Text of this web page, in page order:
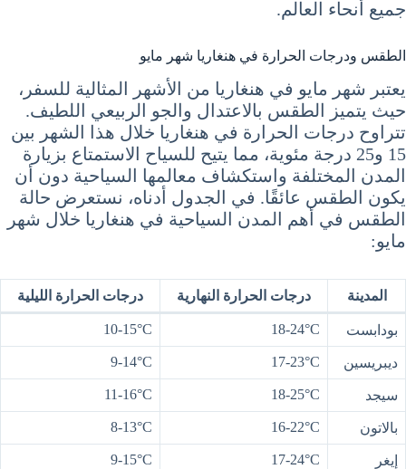
جميع أنحاء العالم.
الطقس ودرجات الحرارة في هنغاريا شهر مايو
يعتبر شهر مايو في هنغاريا من الأشهر المثالية للسفر،
حيث يتميز الطقس بالاعتدال والجو الربيعي اللطيف.
تتراوح درجات الحرارة في هنغاريا خلال هذا الشهر بين
15 و25 درجة مئوية، مما يتيح للسياح الاستمتاع بزيارة
المدن المختلفة واستكشاف معالمها السياحية دون أن
يكون الطقس عائقًا. في الجدول أدناه، نستعرض حالة
الطقس في أهم المدن السياحية في هنغاريا خلال شهر
مايو:
المدينة درجات الحرارة النهارية درجات الحرارة الليلية
بودابست 18-24°C
10-15°C
ديبريسين 17-23°C
9-14°C
سيجد 18-25°C
11-16°C
بالاتون 16-22°C
8-13°C
إيغر 17-24°C
9-15°C